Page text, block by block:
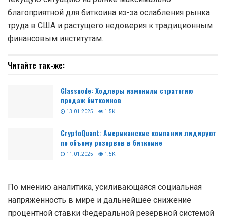
благоприятной для биткоина из-за ослабления рынка
труда в США и растущего недоверия к традиционным
финансовым институтам.
Читайте так-же:
Glassnode: Ходлеры изменили стратегию
продаж биткоинов
13.01.2025 1.5K
CryptoQuant: Американские компании лидируют
по объему резервов в биткоине
11.01.2025 1.5K
По мнению аналитика, усиливающаяся социальная
напряженность в мире и дальнейшее снижение
процентной ставки Федеральной резервной системой